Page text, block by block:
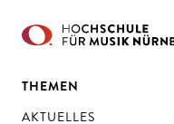
THEMEN
AKTUELLES